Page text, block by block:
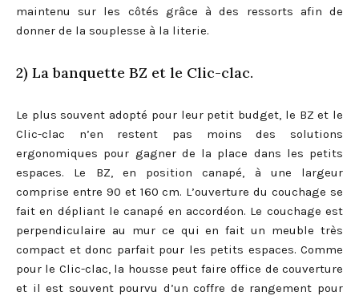
maintenu sur les côtés grâce à des ressorts afin de
donner de la souplesse à la literie.
2) La banquette BZ et le Clic-clac.
Le plus souvent adopté pour leur petit budget, le BZ et le
Clic-clac n’en restent pas moins des solutions
ergonomiques pour gagner de la place dans les petits
espaces. Le BZ, en position canapé, à une largeur
comprise entre 90 et 160 cm. L’ouverture du couchage se
fait en dépliant le canapé en accordéon. Le couchage est
perpendiculaire au mur ce qui en fait un meuble très
compact et donc parfait pour les petits espaces. Comme
pour le Clic-clac, la housse peut faire office de couverture
et il est souvent pourvu d’un coffre de rangement pour